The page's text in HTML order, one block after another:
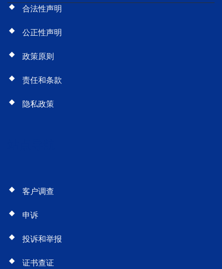
合法性声明
公正性声明
政策原则
责任和条款
隐私政策
客户调查
申诉
投诉和举报
证书查证